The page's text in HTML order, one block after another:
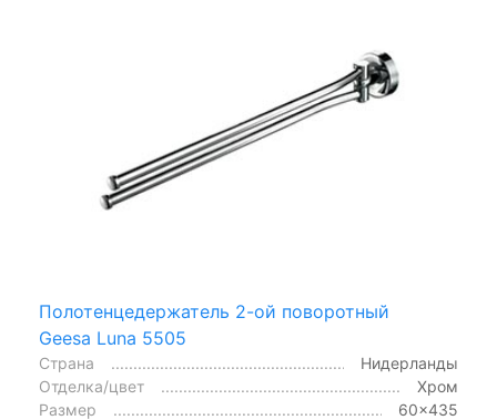
Полотенцедержатель 2-ой поворотный
Geesa Luna 5505
Страна
Нидерланды
Отделка/цвет
Хром
Размер
60x435